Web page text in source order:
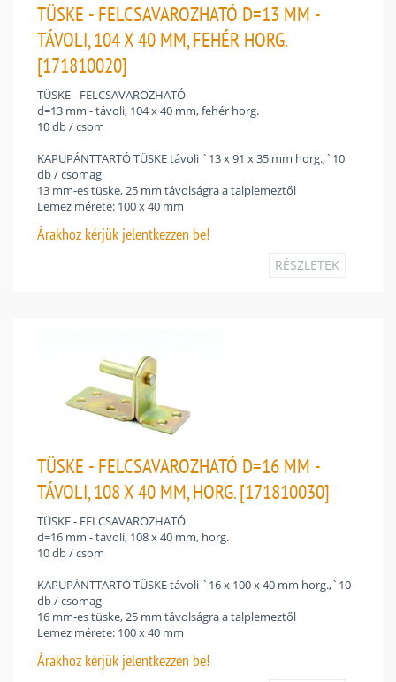
TÜSKE - FELCSAVAROZHATÓ D=13 MM -
TÁVOLI, 104 X 40 MM, FEHÉR HORG.
[171810020]
TÜSKE - FELCSAVAROZHATÓ
d=13 mm - távoli, 104 x 40 mm, fehér horg.
10 db / csom
KAPUPÁNTTARTÓ TÜSKE távoli `13 x 91 x 35 mm horg.,`10
db / csomag
13 mm-es tüske, 25 mm távolságra a talplemeztől
Lemez mérete: 100 x 40 mm
Árakhoz kérjük jelentkezzen be!
RÉSZLETEK
TÜSKE - FELCSAVAROZHATÓ D=16 MM -
TÁVOLI, 108 X 40 MM, HORG. [171810030]
TÜSKE - FELCSAVAROZHATÓ
d=16 mm - távoli, 108 x 40 mm, horg.
10 db / csom
KAPUPÁNTTARTÓ TÜSKE távoli `16 x 100 x 40 mm horg.,`10
db / csomag
16 mm-es tüske, 25 mm távolságra a talplemeztől
Lemez mérete: 100 x 40 mm
Árakhoz kérjük jelentkezzen be!